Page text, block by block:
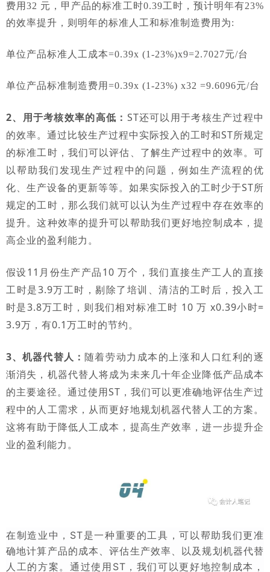
费用32 元，甲产品的标准工时0.39工时，预计明年有23%
的效率提升，则明年的标准人工和标准制造费用为:
单位产品标准人工成本=0.39x (1-23%)x9=2.7027元/台
单位产品标准制造费用=0.39x (1-23%) x32 =9.6096元/台
2、用于考核效率的高低： ST还可以用于考核生产过程中
的效率。通过比较生产过程中 实际投入的工时和ST所规定
的标准工时，我们可以评估、了解生产过程中的效率。可
以帮助我们发现生产过程中的问题，例如生产流程的优
化、生产设备的更新等等。如果实际投入的工时少于ST所
规定的工时，那么我们就可以认为生产过程中存在效率的
提升。这种效率的提升可以帮助我们更好地控制成本，提
高企业的盈利能力。
假设11月份生产产品10 万个，我们直接生产工人的直接
工时是3.9万工时，剔除了培训、清洁的工时后，投入工
时是3.8万工时，则我们相对标准工时 10 万 x0.39小时=
3.9万，有0.1万工时的节约。
3、机器代替人： 随着劳动力成本的上涨和人口红利的逐
渐消失，机器代替人将成为未来几十年企业降低产品成本
的主要途径。通过使用ST，我们可以更准确地评估生产过
程中的人工需求，从而更好地规划机器代替人工的方案。
这将有助于降低人工成本，提高生产效率，进一步提升企
业的盈利能力。
在制造业中，ST是一种重要的工具，可以帮助我们更准
确地计算产品的成本、评估生产效率、以及规划机器代替
人工的方案。通过使用ST，我们可以更好地控制成本，